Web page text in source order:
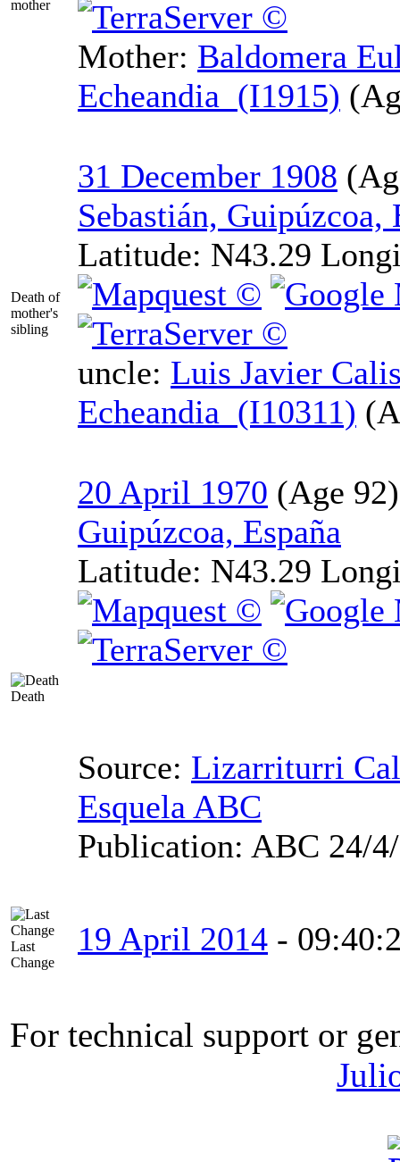
mother
Mother: Baldomera
Echeandia (I1915)
Death of
mother's
sibling
31 December 1908
Sebastián, Guipúzcoa,
Latitude: N43.29
uncle: Luis Javier
Echeandia (I10311)
Death
20 April 1970
Guipúzcoa, España
Latitude: N43.29
Source: Lizarriturri
Esquela ABC
Publication: ABC 24/
Last
Change
19 April 2014 -
For technical support or